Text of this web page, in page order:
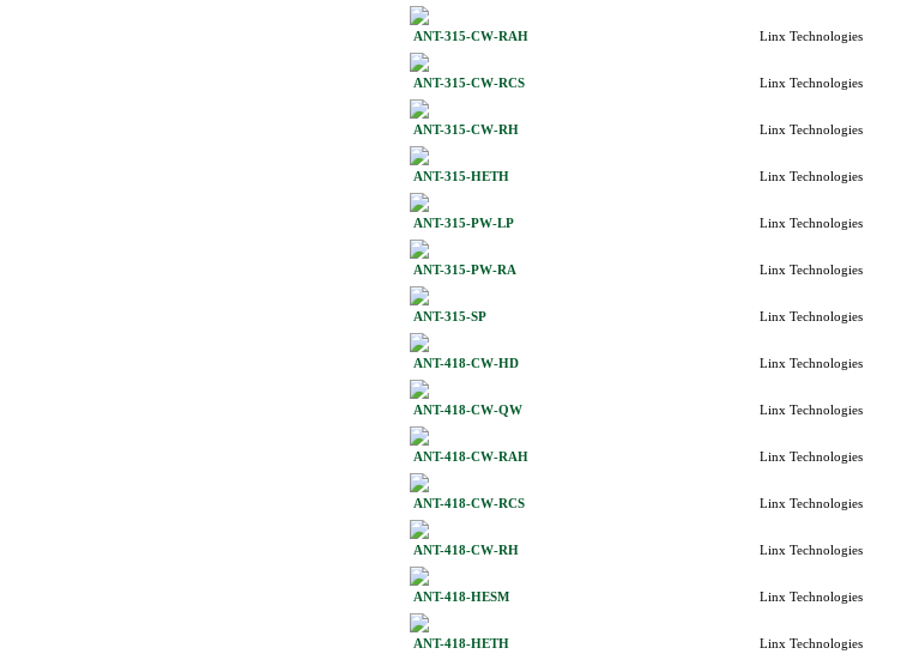
ANT-315-CW-RAH Linx Technologies
ANT-315-CW-RCS Linx Technologies
ANT-315-CW-RH Linx Technologies
ANT-315-HETH Linx Technologies
ANT-315-PW-LP Linx Technologies
ANT-315-PW-RA Linx Technologies
ANT-315-SP Linx Technologies
ANT-418-CW-HD Linx Technologies
ANT-418-CW-QW Linx Technologies
ANT-418-CW-RAH Linx Technologies
ANT-418-CW-RCS Linx Technologies
ANT-418-CW-RH Linx Technologies
ANT-418-HESM Linx Technologies
ANT-418-HETH Linx Technologies